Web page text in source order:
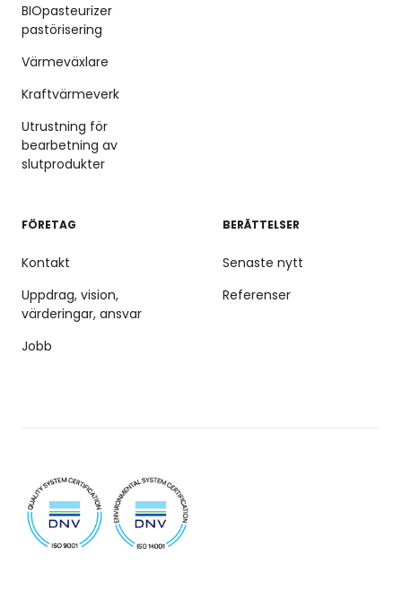
BIOpasteurizer
pastörisering
Värmeväxlare
Kraftvärmeverk
Utrustning för
bearbetning av
slutprodukter
FÖRETAG
Kontakt
Uppdrag, vision,
värderingar, ansvar
Jobb
BERÄTTELSER
Senaste nytt
Referenser